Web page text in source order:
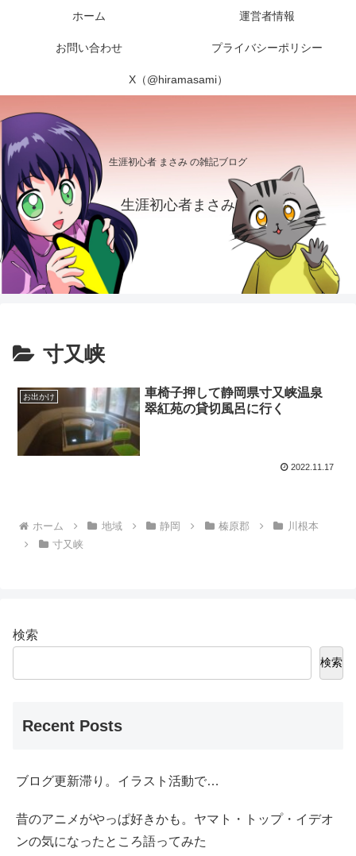
生涯初心者 まさみ の雑記ブログ
生涯初心者まさみ
ホーム 運営者情報
お問い合わせ プライバシーポリシー
X（@hiramasami）
寸又峡
お出かけ
車椅子押して静岡県寸又峡温泉
翠紅苑の貸切風呂に行く
2022.11.17
ホーム 地域 静岡 榛原郡
川根本
寸又峡
検索
検索
Recent Posts
ブログ更新滞り。イラスト活動で…
昔のアニメがやっぱ好きかも。ヤマト・トップ・イデオ
ンの気になったところ語ってみた